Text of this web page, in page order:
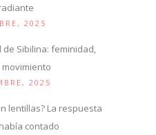
2025
Sibilina: feminidad,
2025
lentillas? La respuesta
contado